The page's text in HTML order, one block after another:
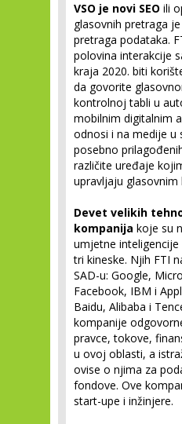
VSO je novi SEO ili
glasovnih pretraga
pretraga podataka.
polovina interakcije
kraja 2020. biti
da govorite
kontrolnoj tabli u
mobilnim digitalnim
odnosi i na medije u
posebno
različite uređaje
upravljaju glasovnim
Devet velikih
kompanija koje su
umjetne inteligencije
tri kineske. Njih FTI
SAD-u: Google,
Facebook, IBM i
Baidu, Alibaba i
kompanije
pravce, tokove,
u ovoj oblasti, a
ovise o njima za
fondove. Ove
start-upe i inžinjere.